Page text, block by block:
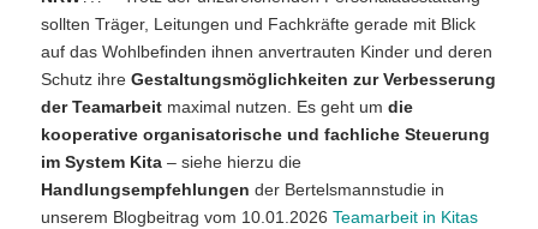
sollten Träger, Leitungen und Fachkräfte gerade mit Blick
auf das Wohlbefinden ihnen anvertrauten Kinder und deren
Schutz ihre Gestaltungsmöglichkeiten zur Verbesserung
der Teamarbeitmaximal nutzen. Es geht um die
kooperative organisatorische und fachliche Steuerung
im System Kita– siehe hierzu die
Handlungsempfehlungen der Bertelsmannstudie in
unserem Blogbeitrag vom 10.01.2026 Teamarbeit in Kitas